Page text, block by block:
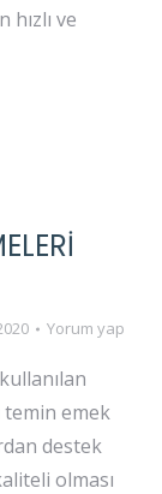
ve
Yorum yap
temin emek
destek
olması